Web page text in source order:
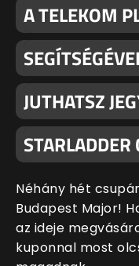
A TELEKOM
JUTHATSZ
Néhány hét
Budapest Major!
az ideje
kuponnal most